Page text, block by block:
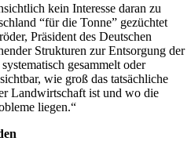
kein Interesse daran zu
“für die Tonne” gezüchtet
Präsident des Deutschen
Strukturen zur Entsorgung der
gesammelt oder
wie groß das tatsächliche
Landwirtschaft ist und wo die
liegen.“